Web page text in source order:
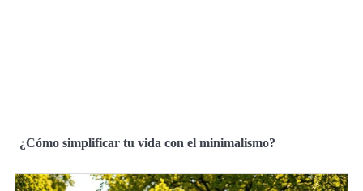
¿Cómo simplificar tu vida con el minimalismo?